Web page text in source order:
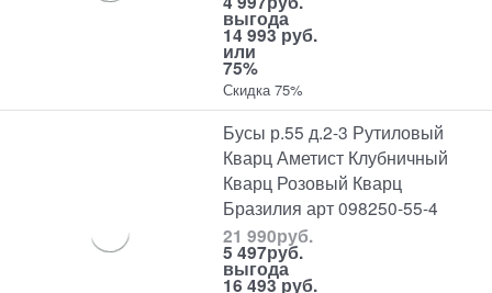
выгода
14 993 руб.
или
75%
Скидка 75%
Бусы р.55 д.2-3 Рутиловый
Кварц Аметист Клубничный
Кварц Розовый Кварц
Бразилия арт 098250-55-4
21 990руб.
5 497руб.
выгода
16 493 руб.